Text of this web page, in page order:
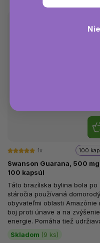
Swanson Guarana, 500
100 kapsúl
1x
Skladom (9 ks)
100
Táto brazílska bylina bola po
stáročia používaná
obyvateľmi oblasti Amazónie
boj proti únave a na zvýšenie
energie. Pomáha tiež
fyzickú aj psychickú...